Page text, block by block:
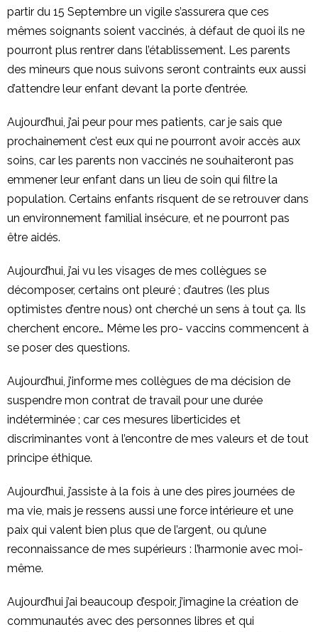
partir du 15 Septembre un vigile s’assurera que ces
mêmes soignants soient vaccinés, à défaut de quoi ils ne
pourront plus rentrer dans l’établissement. Les parents
des mineurs que nous suivons seront contraints eux aussi
d’attendre leur enfant devant la porte d’entrée.
Aujourd’hui, j’ai peur pour mes patients, car je sais que
prochainement c’est eux qui ne pourront avoir accès aux
soins, car les parents non vaccinés ne souhaiteront pas
emmener leur enfant dans un lieu de soin qui filtre la
population. Certains enfants risquent de se retrouver dans
un environnement familial insécure, et ne pourront pas
être aidés.
Aujourd’hui, j’ai vu les visages de mes collègues se
décomposer, certains ont pleuré ; d’autres (les plus
optimistes d’entre nous) ont cherché un sens à tout ça. Ils
cherchent encore… Même les pro- vaccins commencent à
se poser des questions.
Aujourd’hui, j’informe mes collègues de ma décision de
suspendre mon contrat de travail pour une durée
indéterminée ; car ces mesures liberticides et
discriminantes vont à l’encontre de mes valeurs et de tout
principe éthique.
Aujourd’hui, j’assiste à la fois à une des pires journées de
ma vie, mais je ressens aussi une force intérieure et une
paix qui valent bien plus que de l’argent, ou qu’une
reconnaissance de mes supérieurs : l’harmonie avec moi-
même.
Aujourd’hui j’ai beaucoup d’espoir, j’imagine la création de
communautés avec des personnes libres et qui